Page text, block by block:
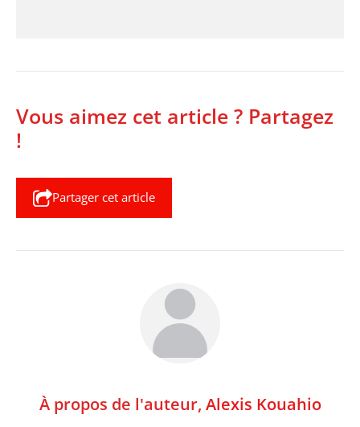
Vous aimez cet article ? Partagez
!
Partager cet article
À propos de l'auteur, Alexis Kouahio